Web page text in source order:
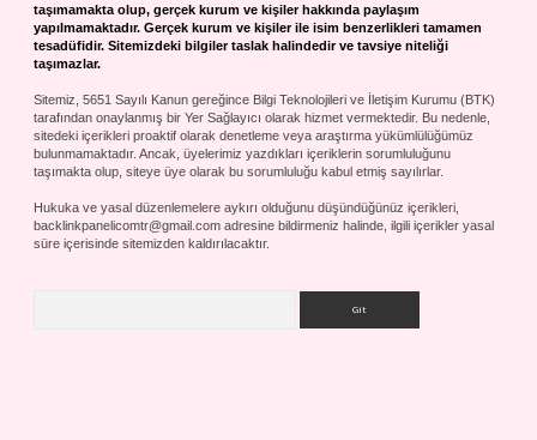
taşımamakta olup, gerçek kurum ve kişiler hakkında paylaşım
yapılmamaktadır. Gerçek kurum ve kişiler ile isim benzerlikleri tamamen
tesadüfidir. Sitemizdeki bilgiler taslak halindedir ve tavsiye niteliği
taşımazlar.
Sitemiz, 5651 Sayılı Kanun gereğince Bilgi Teknolojileri ve İletişim Kurumu (BTK)
tarafından onaylanmış bir Yer Sağlayıcı olarak hizmet vermektedir. Bu nedenle,
sitedeki içerikleri proaktif olarak denetleme veya araştırma yükümlülüğümüz
bulunmamaktadır. Ancak, üyelerimiz yazdıkları içeriklerin sorumluluğunu
taşımakta olup, siteye üye olarak bu sorumluluğu kabul etmiş sayılırlar.
Hukuka ve yasal düzenlemelere aykırı olduğunu düşündüğünüz içerikleri,
backlinkpanelicomtr@gmail.com adresine bildirmeniz halinde, ilgili içerikler yasal
süre içerisinde sitemizden kaldırılacaktır.